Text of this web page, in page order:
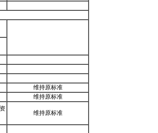
维持原标准
维持原标准
维持原标准